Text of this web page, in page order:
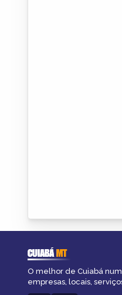
CUIABÁMT
O melhor de Cuiabá
empresas, locais,